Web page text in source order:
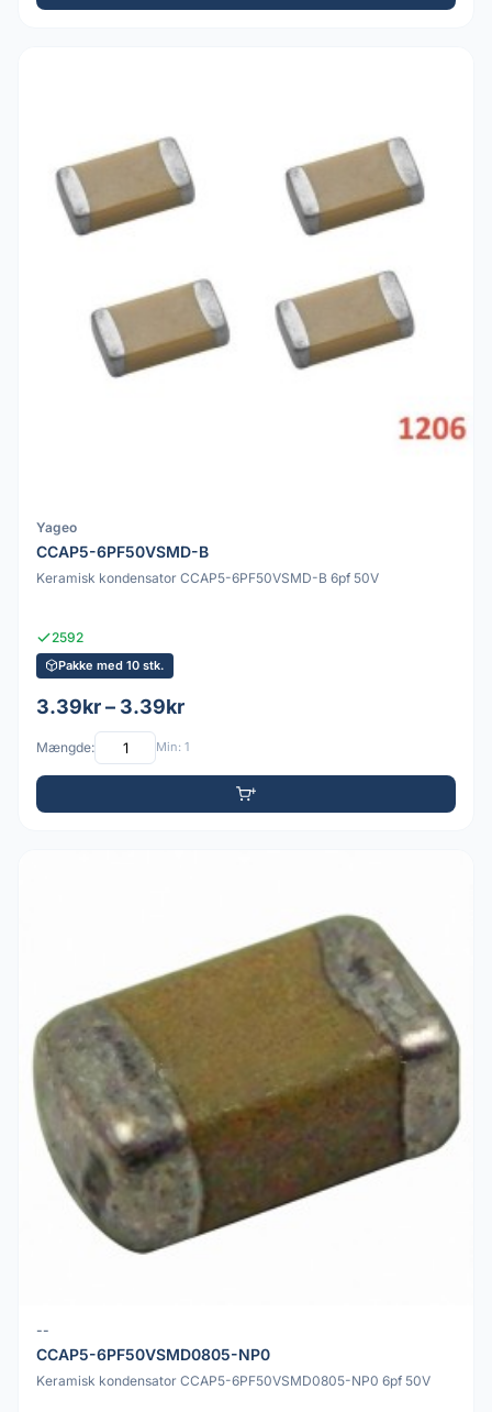
Yageo
CCAP5-6PF50VSMD-B
Keramisk kondensator CCAP5-6PF50VSMD-B 6pf 50V
2592
Pakke med 10 stk.
3.39kr – 3.39kr
Mængde: Min: 1
--
CCAP5-6PF50VSMD0805-NP0
Keramisk kondensator CCAP5-6PF50VSMD0805-NP0 6pf 50V